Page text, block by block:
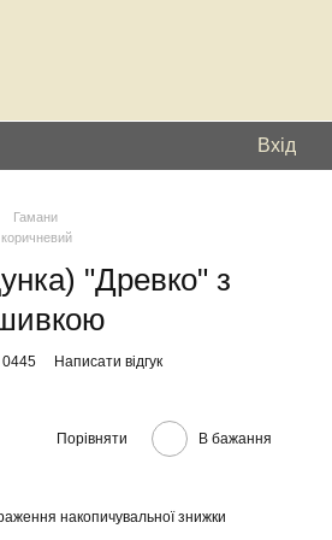
Вхід
Гамани
"Древко" з
0445 Написати відгук
Порівняти В бажання
накопичувальної знижки